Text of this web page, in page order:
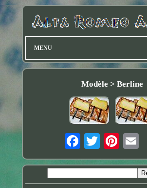
MENU
Modèle > Berline